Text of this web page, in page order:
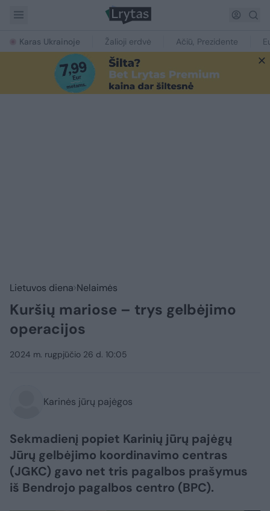
Karas Ukrainoje Žalioji erdvė Ačiū, Prezidente
Lietuvos diena Nelaimės
Kuršių mariose – trys gelbėjimo
operacijos
2024 m. rugpjūčio 26 d. 10:05
Karinės jūrų pajėgos
Sekmadienį popiet Karinių jūrų pajėgų
Jūrų gelbėjimo koordinavimo centras
(JGKC) gavo net tris pagalbos prašymus
iš Bendrojo pagalbos centro (BPC).